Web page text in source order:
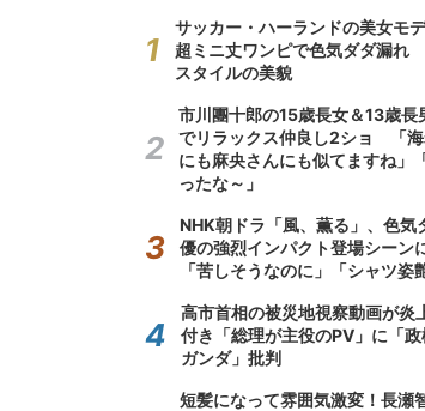
サッカー・ハーランドの美女モデ
超ミニ丈ワンピで色気ダダ漏れ
スタイルの美貌
市川團十郎の15歳長女＆13歳長
でリラックス仲良し2ショ 「
にも麻央さんにも似てますね」
ったな～」
NHK朝ドラ「風、薫る」、色気
優の強烈インパクト登場シーン
「苦しそうなのに」「シャツ姿
高市首相の被災地視察動画が
付き「総理が主役のPV」に「
ガンダ」批判
短髪になって雰囲気激変！長瀬